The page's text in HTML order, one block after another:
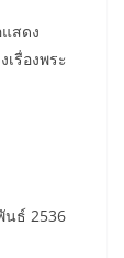
สดง
รื่องพระ
นธ์ 2536